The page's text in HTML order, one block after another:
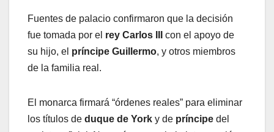
Fuentes de palacio confirmaron que la decisión
fue tomada por el rey Carlos III
con el apoyo de
su hijo, el príncipe Guillermo, y otros miembros
de la familia real.
El monarca firmará “órdenes reales” para eliminar
los títulos de duque de York y de príncipe del